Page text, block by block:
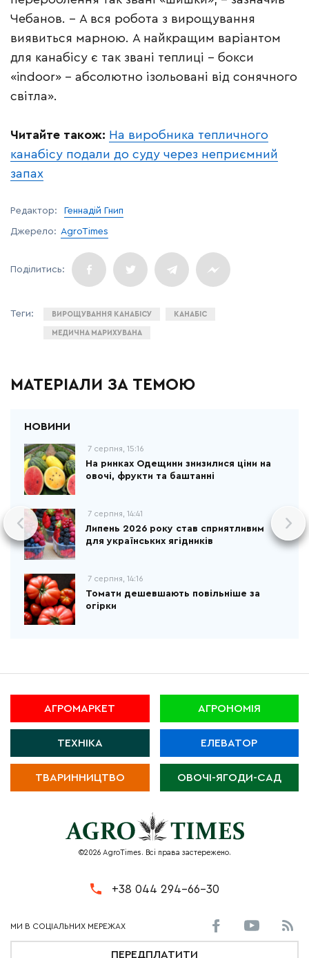
Чебанов. – А вся робота з вирощування
виявиться марною. А найкращим варіантом
для канабісу є так звані теплиці – бокси
«indoor» – абсолютно ізольовані від сонячного
світла».
Читайте також: На виробника тепличного
канабісу подали до суду через неприємний
запах
Редактор: Геннадій Гнип
Джерело: AgroTimes
ВИРОЩУВАННЯ КАНАБІСУ КАНАБІС
МЕДИЧНА МАРИХУВАНА
МАТЕРІАЛИ ЗА ТЕМОЮ
7 серпня, 15:16
На ринках Одещини знизилися ціни на
овочі, фрукти та баштанні
7 серпня, 14:41
Липень 2026 року став сприятливим
для українських ягідників
7 серпня, 14:16
Томати дешевшають повільніше за
огірки
АГРОМАРКЕТ АГРОНОМІЯ
ТЕХНІКА ЕЛЕВАТОР
ТВАРИННИЦТВО ОВОЧІ-ЯГОДИ-САД
©2026 AgroTimes. Всі права застережено.
+38 044 294-66-30
ПЕРЕДПЛАТИТИ